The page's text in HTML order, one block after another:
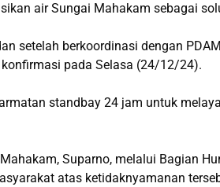
air Sungai Mahakam sebagai
setelah berkoordinasi dengan
pada Selasa (24/12/24).
standbay 24 jam untuk
Suparno, melalui Bagian
atas ketidaknyamanan